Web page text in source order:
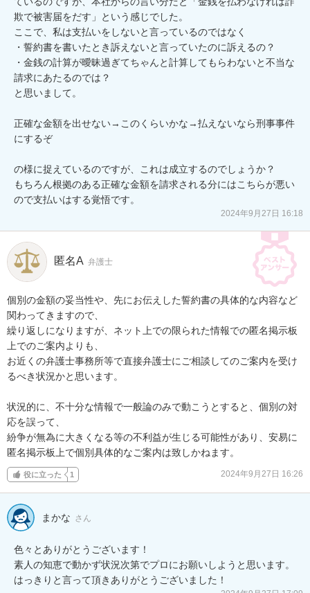
欺で被害届をだす」という感じでした。
ここで、私は支払いをしないと言っているのではなく
・誓約書を書いたとき訴えないと言っていたのに訴えるの？
・金銭の計算が曖昧過ぎてちゃんと計算してもらわないと不当な
請求にあたるのでは？
と思いまして。
正確な金額を出せない→このくらいかな→払えないなら刑事事件
にするぞ
の様に捉えているのですが、これは成立するのでしょうか？
もちろん根拠のある正確な金額を請求される分にはこちらが悪い
ので支払いはする覚悟です。
2024年9月27日 16:18
匿名A 弁護士
個別の金額の妥当性や、先にお伝えした誓約書の具体的な内容など
関わってきますので、
繰り返しになりますが、ネット上での限られた情報での匿名掲示板
上でのご案内よりも、
お近くの弁護士事務所等で直接弁護士にご相談してのご案内を受け
るべき状況かと思います。
状況的に、不十分な情報で一般論のみで動こうとすると、個別の対
応を誤って、
紛争が無為に大きくなる等の不利益が生じる可能性があり、安易に
匿名掲示板上で個別具体的なご案内は致しかねます。
役に立った 1 2024年9月27日 16:26
まかな さん
色々とありがとうございます！
素人の知恵で動かず状況次第でプロにお願いしようと思います。
はっきりと言って頂きありがとうございました！